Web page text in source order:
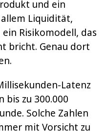
und ein
Liquidität,
Risikomodell, das
bricht. Genau dort
Latenz
bis zu 300.000
Solche Zahlen
mit Vorsicht zu